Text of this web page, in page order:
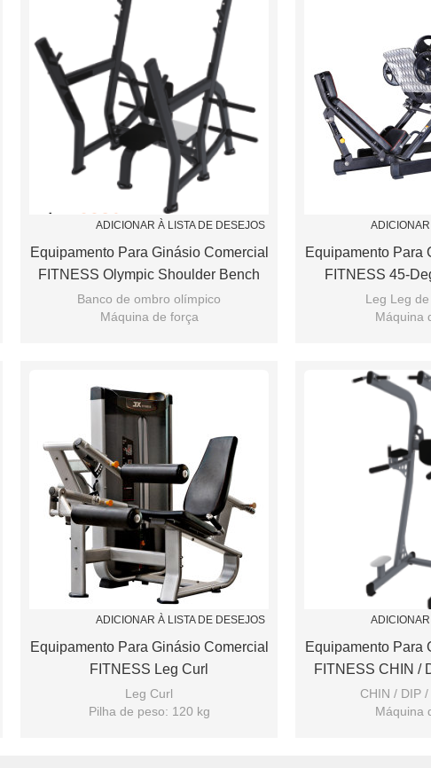
ADICIONAR À LISTA DE DESEJOS
Equipamento Para Ginásio Comercial
FITNESS Olympic Shoulder Bench
Banco de ombro olímpico
Máquina de força
Equipamento Para
FITNESS 45-
Leg Leg
Máquina
ADICIONAR À LISTA DE DESEJOS
Equipamento Para Ginásio Comercial
FITNESS Leg Curl
Leg Curl
Pilha de peso: 120 kg
Equipamento Para
FITNESS CHIN /
CHIN / DIP
Máquina